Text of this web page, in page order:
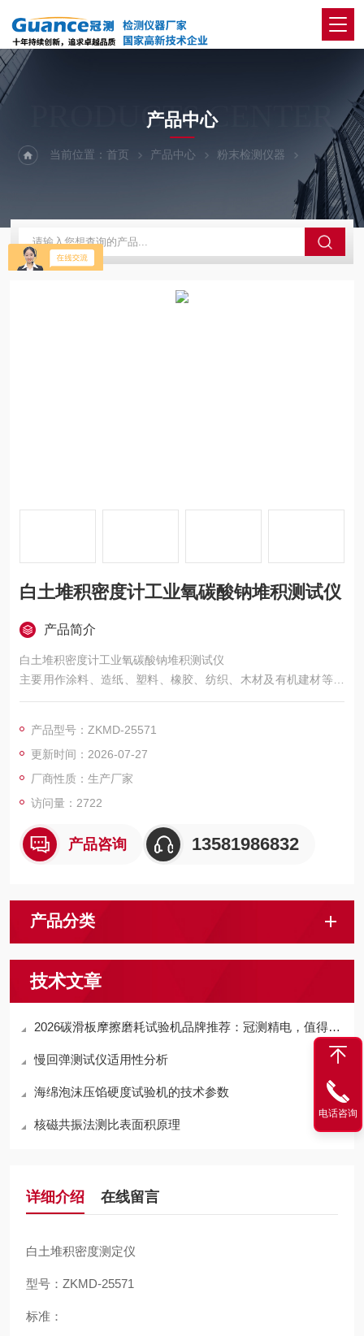
PRODUCTS CENTER
产品中心
当前位置：首页 产品中心 粉末检测仪器 白土堆积
白土堆积密度计工业氧碳酸钠堆积测试仪
产品简介
白土堆积密度计工业氧碳酸钠堆积测试仪
主要用作涂料、造纸、塑料、橡胶、纺织、木材及有机建材等制
品的阻燃添加剂堆积密度的测定要求.
杯内单位体积的质量，即堆积密度。将待测的试样装入漏斗，顺
着漏斗的下端口自然下落并流入到测量筒中，将落入到测量筒中
的试样刮平，在天平上称取刮平后测量筒中的试样质量，再除以
测量筒的容积就可测出
产品型号：ZKMD-25571
更新时间：2026-07-27
厂商性质：生产厂家
访问量：2722
产品咨询 13581986832
产品分类
技术文章
2026碳滑板摩擦磨耗试验机品牌推荐：冠测精电，值得信赖的行业之选
慢回弹测试仪适用性分析
海绵泡沫压馅硬度试验机的技术参数
核磁共振法测比表面积原理
详细介绍 在线留言
白土堆积密度测定仪
型号：ZKMD-25571
标准：
电话咨询